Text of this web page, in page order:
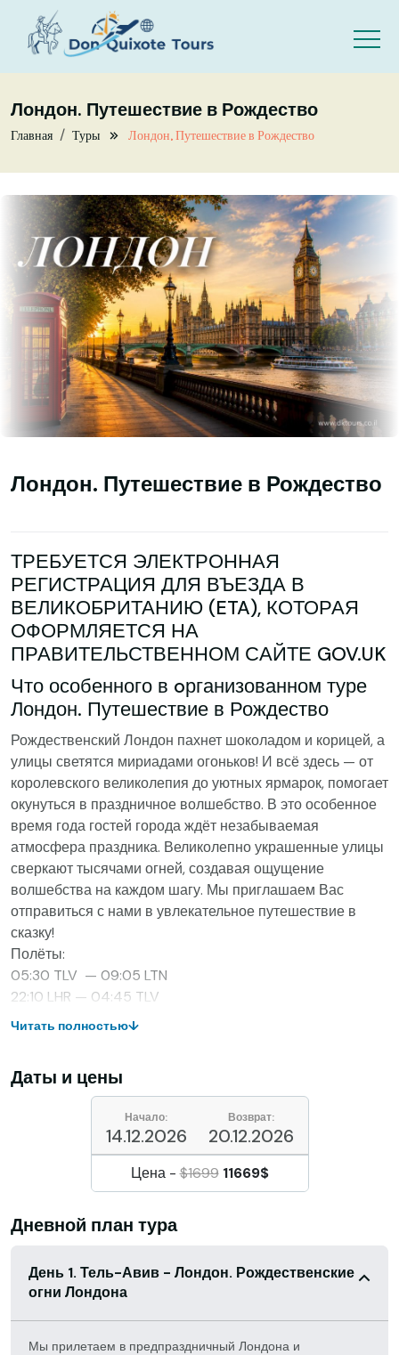
Skip to main content
Лондон. Путешествие в Рождество
Главная Туры Лондон. Путешествие в Рождество
Лондон. Путешествие в Рождество
ТРЕБУЕТСЯ ЭЛЕКТРОННАЯ
РЕГИСТРАЦИЯ ДЛЯ ВЪЕЗДА В
ВЕЛИКОБРИТАНИЮ (ETA), КОТОРАЯ
ОФОРМЛЯЕТСЯ НА
ПРАВИТЕЛЬСТВЕННОМ САЙТЕ GOV.UK
Что особенного в oрганизованном туре
Лондон. Путешествие в Рождество
Рождественский Лондон пахнет шоколадом и корицей, а
улицы светятся мириадами огоньков! И всё здесь — от
королевского великолепия до уютных ярмарок, помогает
окунуться в праздничное волшебство. В это особенное
время года гостей города ждёт незабываемая
атмосфера праздника. Великолепно украшенные улицы
сверкают тысячами огней, создавая ощущение
волшебства на каждом шагу. Мы приглашаем Вас
отправиться с нами в увлекательное путешествие в
сказку!
Полёты:
05:30 TLV — 09:05 LTN
22:10 LHR — 04:45 TLV
Читать полностью↓
Даты и цены
Начало:
14.12.2026
Возврат:
20.12.2026
Цена -$1699 11669$
Дневной план тура
День 1. Тель-Авив - Лондон. Рождественские
огни Лондона
Мы прилетаем в предпраздничный Лондона и